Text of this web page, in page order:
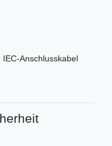
Anschlusskabel